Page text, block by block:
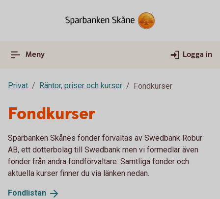
Meny Logga in
Privat Räntor, priser och kurser Fondkurser
Fondkurser
Sparbanken Skånes fonder förvaltas av Swedbank Robur
AB, ett dotterbolag till Swedbank men vi förmedlar även
fonder från andra fondförvaltare. Samtliga fonder och
aktuella kurser finner du via länken nedan.
Fondlistan